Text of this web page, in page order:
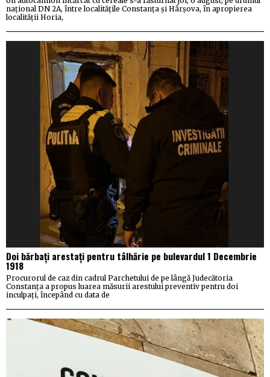
național DN 2A, între localitățile Constanța și Hârșova, în apropierea
localității Horia,
Doi bărbați arestați pentru tâlhărie pe bulevardul 1 Decembrie
1918
Procurorul de caz din cadrul Parchetului de pe lângă Judecătoria
Constanța a propus luarea măsurii arestului preventiv pentru doi
inculpați, începând cu data de